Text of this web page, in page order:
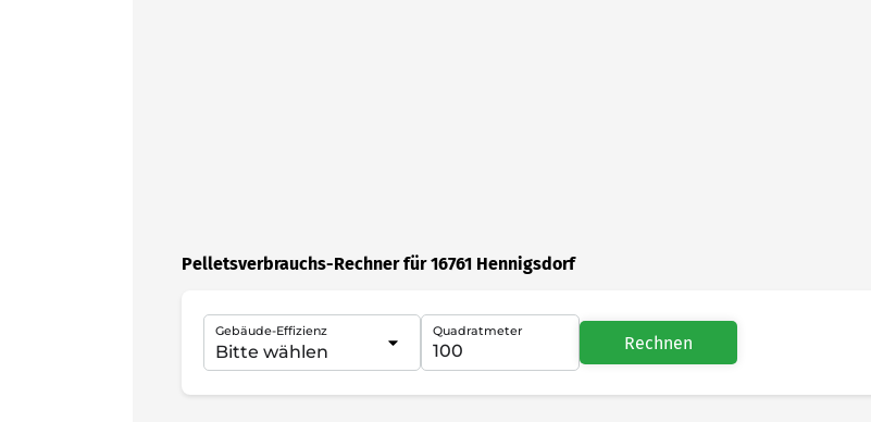
Pelletsverbrauchs-Rechner für 16761 Hennigsdorf
Gebäude-Effizienz Quadratmeter
Rechnen